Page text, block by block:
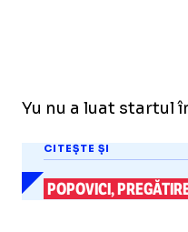
Yu nu a luat startul
CITEȘTE ȘI
POPOVICI,